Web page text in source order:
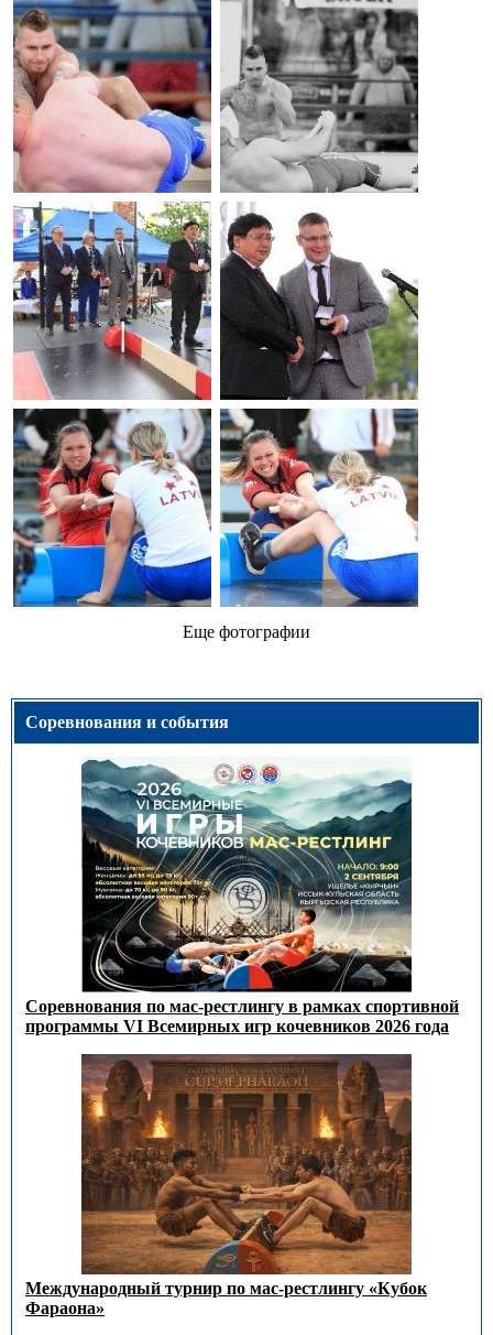
Еще фотографии
Соревнования и события
Соревнования по мас-рестлингу в рамках спортивной
программы VI Всемирных игр кочевников 2026 года
Международный турнир по мас-рестлингу «Кубок
Фараона»